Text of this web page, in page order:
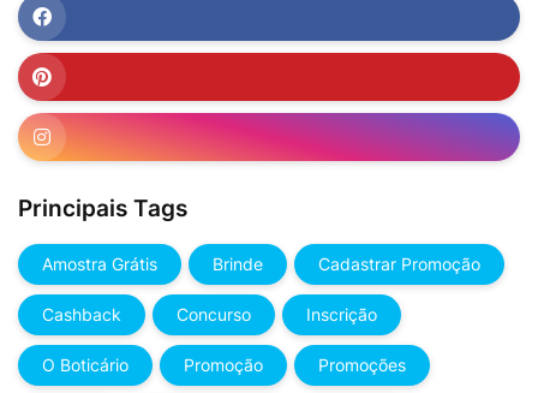
Principais Tags
Amostra Grátis Brinde Cadastrar Promoção
Cashback Concurso Inscrição
O Boticário Promoção Promoções